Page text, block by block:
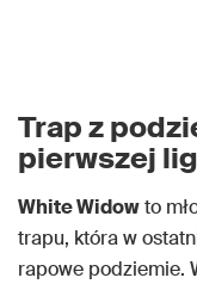
Trap z
pierwszej
White Widowto
trapu, która w
rapowe podziemie.